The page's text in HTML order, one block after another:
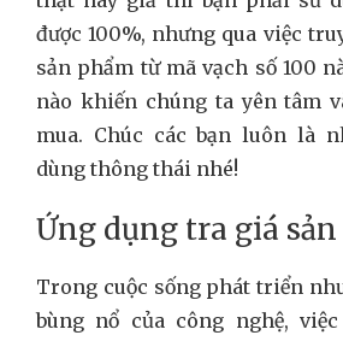
được 100%, nhưng qua việc
sản phẩm từ mã vạch số 100
nào khiến chúng ta yên tâm
mua. Chúc các bạn luôn là
dùng thông thái nhé!
Ứng dụng tra giá
Trong cuộc sống phát triển
bùng nổ của công nghệ,